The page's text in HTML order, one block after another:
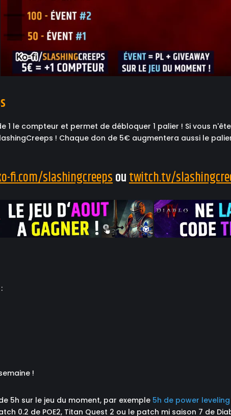
1 le compteur et permet de débloquer 1 palier ! Si vous
! Chaque don de 5€ augmentera aussi le
fi.com/slashingcreepsoutwitch.tv/
!
5h sur le jeu du moment, par exemple 5h de power
0.2 de POE2, Titan Quest 2 ou le patch mi saison 7 de